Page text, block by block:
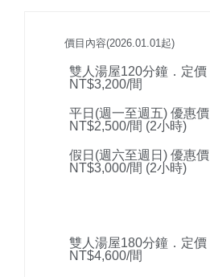
價目內容(2026.01.01起)
雙人湯屋120分鐘．定價
NT$3,200/間
平日(週一至週五) 優惠價
NT$2,500/間 (2小時)
假日(週六至週日) 優惠價
NT$3,000/間 (2小時)
雙人湯屋180分鐘．定價
NT$4,600/間